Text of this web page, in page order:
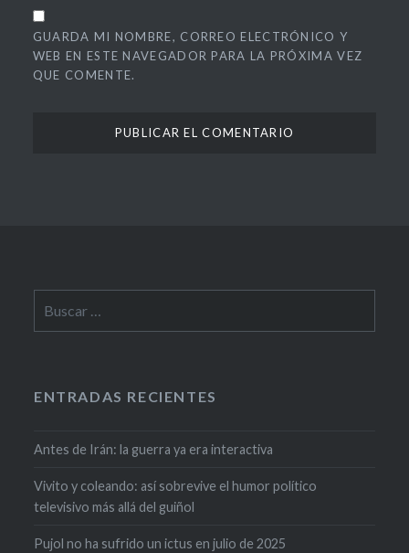
GUARDA MI NOMBRE, CORREO ELECTRÓNICO Y
WEB EN ESTE NAVEGADOR PARA LA PRÓXIMA VEZ
QUE COMENTE.
ENTRADAS RECIENTES
Antes de Irán: la guerra ya era interactiva
Vivito y coleando: así sobrevive el humor político
televisivo más allá del guiñol
Pujol no ha sufrido un ictus en julio de 2025